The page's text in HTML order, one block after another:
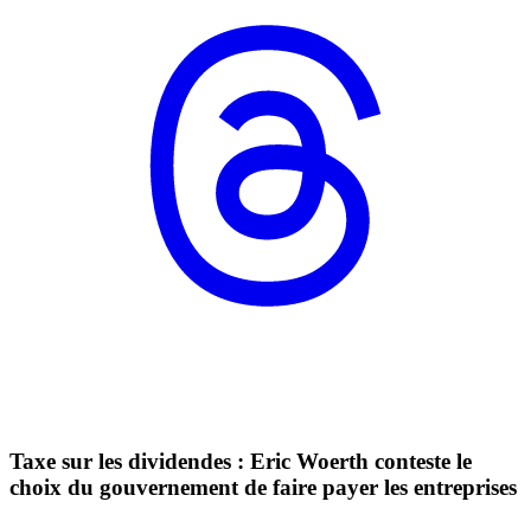
Taxe sur les dividendes : Eric Woerth conteste le
choix du gouvernement de faire payer les entreprises